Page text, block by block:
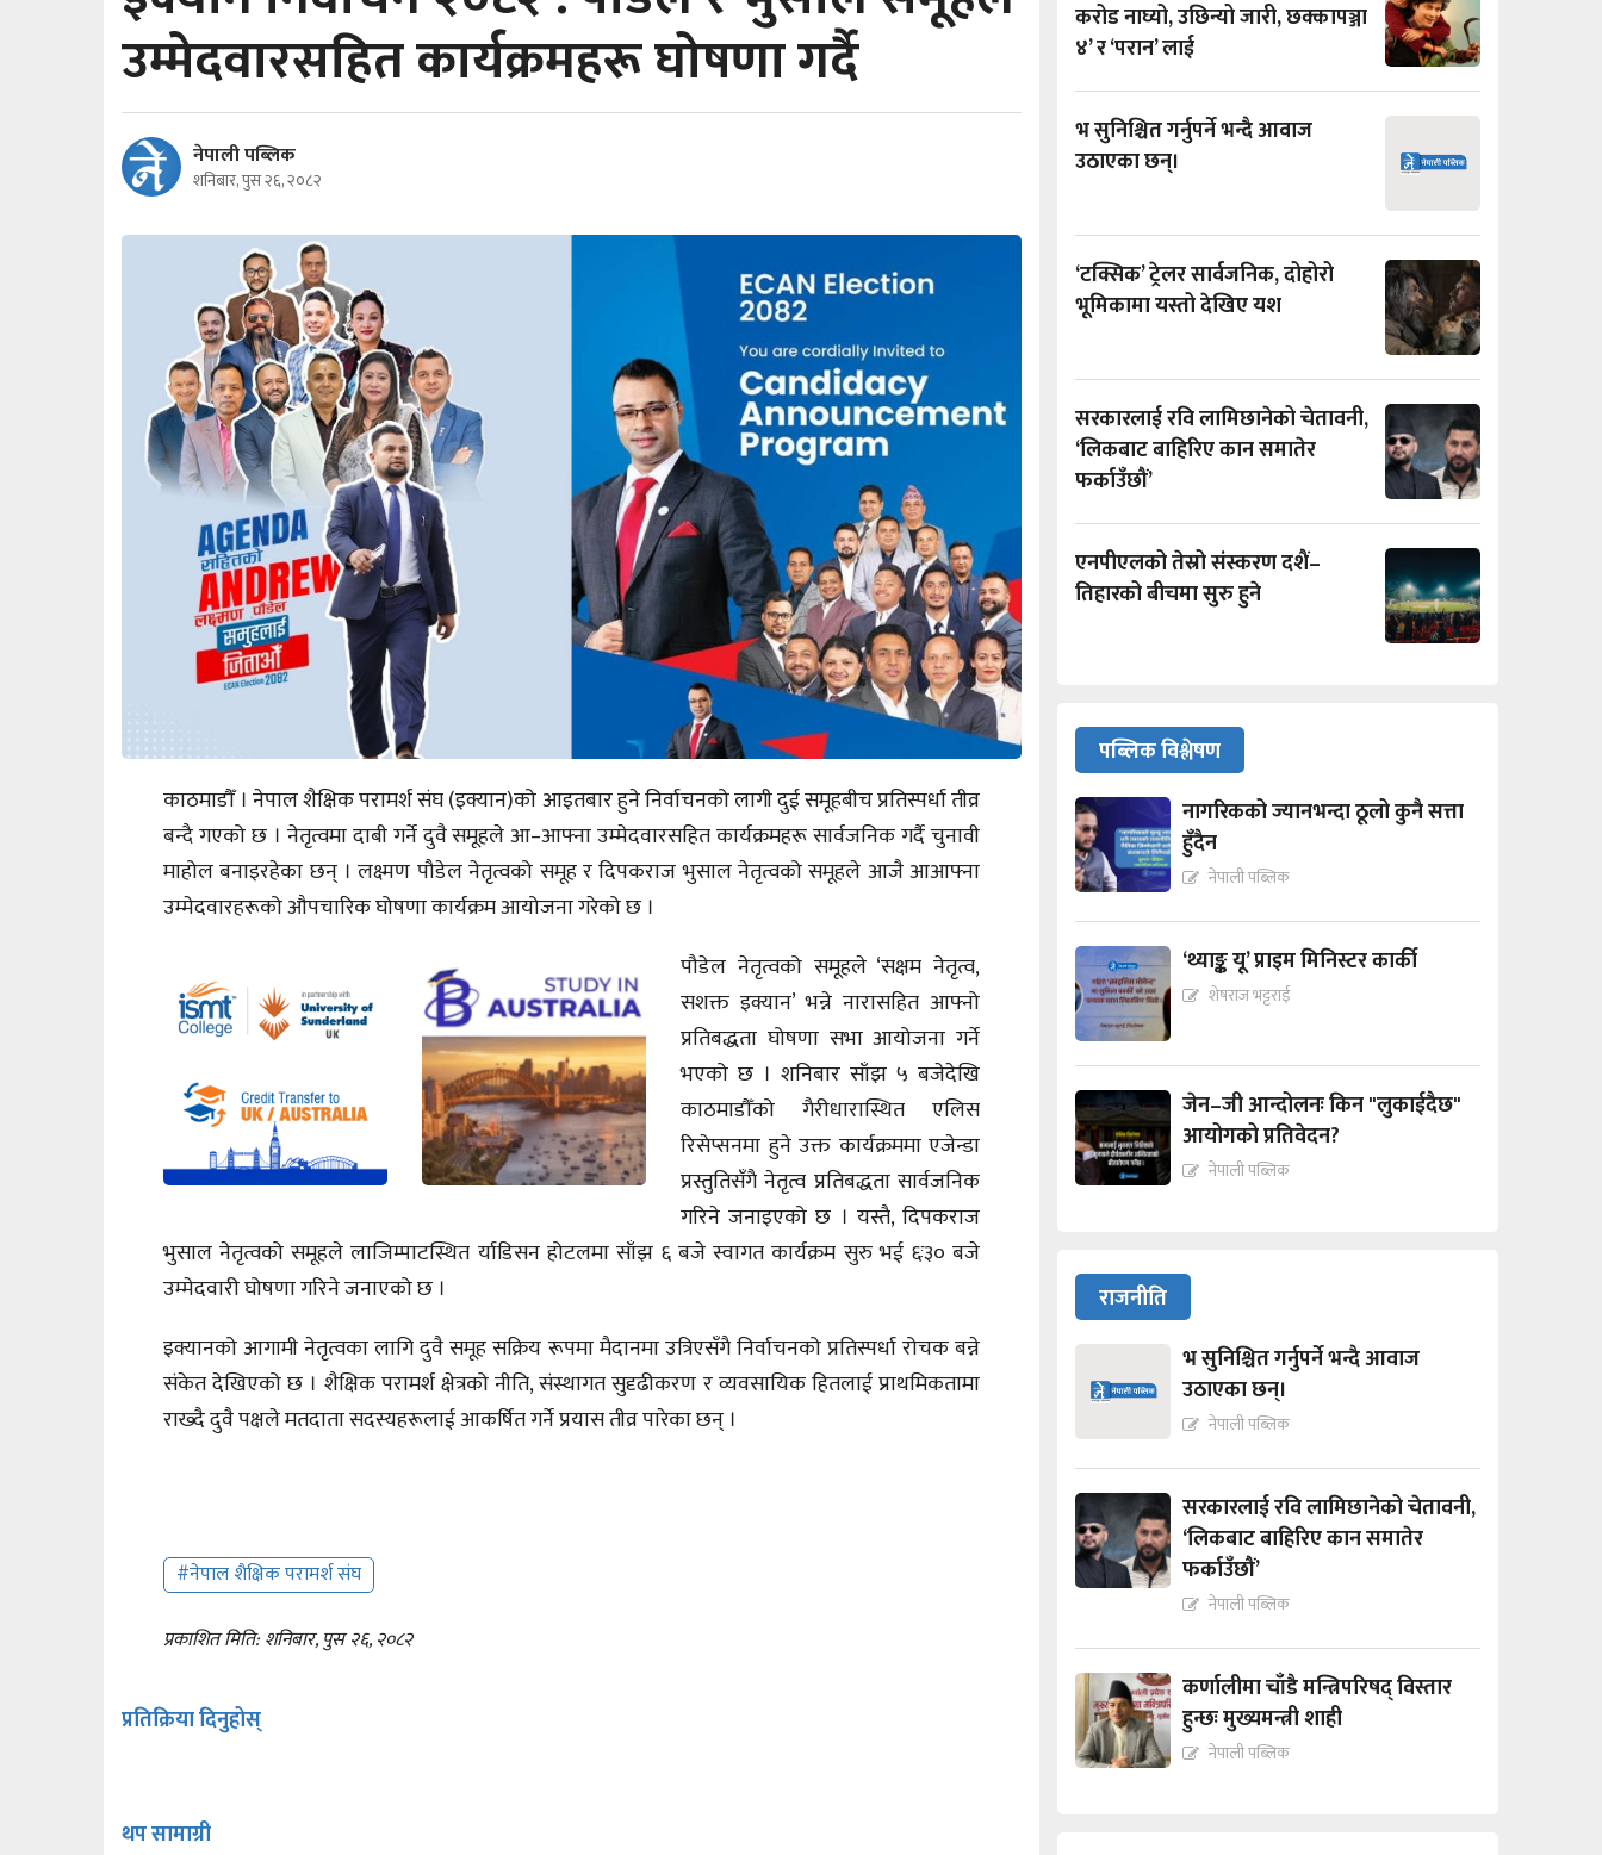
उम्मेदवारसहित कार्यक्रमहरू घोषणा गर्दै
नेपाली पब्लिक
शनिबार, पुस २६, २०८२
काठमाडौँ । नेपाल शैक्षिक परामर्श संघ (इक्यान)को आइतबार हुने निर्वाचनको लागी दुई समूहबीच प्रतिस्पर्धा तीव्र
बन्दै गएको छ । नेतृत्वमा दाबी गर्ने दुवै समूहले आ–आफ्ना उम्मेदवारसहित कार्यक्रमहरू सार्वजनिक गर्दै चुनावी
माहोल बनाइरहेका छन् । लक्ष्मण पौडेल नेतृत्वको समूह र दिपकराज भुसाल नेतृत्वको समूहले आजै आआफ्ना
उम्मेदवारहरूको औपचारिक घोषणा कार्यक्रम आयोजना गरेको छ ।
पौडेल नेतृत्वको समूहले ‘सक्षम नेतृत्व,
सशक्त इक्यान’ भन्ने नारासहित आफ्नो
प्रतिबद्धता घोषणा सभा आयोजना गर्ने
भएको छ । शनिबार साँझ ५ बजेदेखि
काठमाडौँको गैरीधारास्थित एलिस
रिसेप्सनमा हुने उक्त कार्यक्रममा एजेन्डा
प्रस्तुतिसँगै नेतृत्व प्रतिबद्धता सार्वजनिक
गरिने जनाइएको छ । यस्तै, दिपकराज
भुसाल नेतृत्वको समूहले लाजिम्पाटस्थित र्याडिसन होटलमा साँझ ६ बजे स्वागत कार्यक्रम सुरु भई ६ः३० बजे
उम्मेदवारी घोषणा गरिने जनाएको छ ।
इक्यानको आगामी नेतृत्वका लागि दुवै समूह सक्रिय रूपमा मैदानमा उत्रिएसँगै निर्वाचनको प्रतिस्पर्धा रोचक बन्ने
संकेत देखिएको छ । शैक्षिक परामर्श क्षेत्रको नीति, संस्थागत सुदृढीकरण र व्यवसायिक हितलाई प्राथमिकतामा
राख्दै दुवै पक्षले मतदाता सदस्यहरूलाई आकर्षित गर्ने प्रयास तीव्र पारेका छन् ।
#नेपाल शैक्षिक परामर्श संघ
प्रकाशित मिति: शनिबार, पुस २६, २०८२
प्रतिक्रिया दिनुहोस्
थप सामाग्री
करोड नाघ्यो, उछिन्यो जारी, छक्कापञ्जा
४’ र ‘परान’ लाई
भ सुनिश्चित गर्नुपर्ने भन्दै आवाज
उठाएका छन्।
‘टक्सिक’ ट्रेलर सार्वजनिक, दोहोरो
भूमिकामा यस्तो देखिए यश
सरकारलाई रवि लामिछानेको चेतावनी,
‘लिकबाट बाहिरिए कान समातेर
फर्काउँछौं’
एनपीएलको तेस्रो संस्करण दशैं–
तिहारको बीचमा सुरु हुने
पब्लिक विश्लेषण
नागरिकको ज्यानभन्दा ठूलो कुनै सत्ता
हुँदैन
नेपाली पब्लिक
‘थ्याङ्क यू’ प्राइम मिनिस्टर कार्की
शेषराज भट्टराई
जेन–जी आन्दोलनः किन "लुकाईदैछ"
आयोगको प्रतिवेदन?
नेपाली पब्लिक
राजनीति
भ सुनिश्चित गर्नुपर्ने भन्दै आवाज
उठाएका छन्।
नेपाली पब्लिक
सरकारलाई रवि लामिछानेको चेतावनी,
‘लिकबाट बाहिरिए कान समातेर
फर्काउँछौं’
नेपाली पब्लिक
कर्णालीमा चाँडै मन्त्रिपरिषद् विस्तार
हुन्छः मुख्यमन्त्री शाही
नेपाली पब्लिक